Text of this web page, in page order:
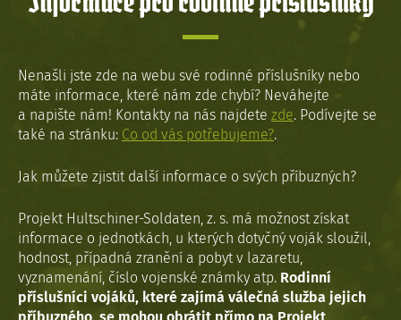
Nenašli jste zde na webu své rodinné příslušníky nebo
máte informace, které nám zde chybí? Neváhejte
a napište nám! Kontakty na nás najdete zde. Podívejte se
také na stránku: Co od vás potřebujeme?.
Jak můžete zjistit další informace o svých příbuzných?
Projekt Hultschiner-Soldaten, z. s. má možnost získat
informace o jednotkách, u kterých dotyčný voják sloužil,
hodnost, případná zranění a pobyt v lazaretu,
vyznamenání, číslo vojenské známky atp. Rodinní
příslušníci vojáků, které zajímá válečná služba jejich